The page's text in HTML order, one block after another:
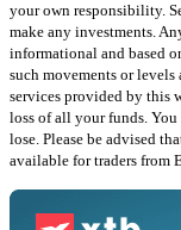
your own responsibility.
make any investments.
informational and based
such movements or
services provided by this
loss of all your funds.
lose. Please be advised
available for traders from